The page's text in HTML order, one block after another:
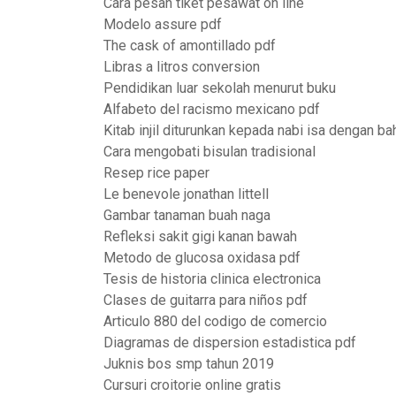
Modelo assure pdf
The cask of amontillado pdf
Libras a litros conversion
Pendidikan luar sekolah menurut buku
Alfabeto del racismo mexicano pdf
Kitab injil diturunkan kepada nabi isa dengan
Cara mengobati bisulan tradisional
Resep rice paper
Le benevole jonathan littell
Gambar tanaman buah naga
Refleksi sakit gigi kanan bawah
Metodo de glucosa oxidasa pdf
Tesis de historia clinica electronica
Clases de guitarra para niños pdf
Articulo 880 del codigo de comercio
Diagramas de dispersion estadistica pdf
Juknis bos smp tahun 2019
Cursuri croitorie online gratis